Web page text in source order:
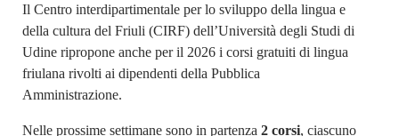
Il Centro interdipartimentale per lo sviluppo della lingua e
della cultura del Friuli (CIRF) dell’Università degli Studi di
Udine ripropone anche per il 2026 i corsi gratuiti di lingua
friulana rivolti ai dipendenti della Pubblica
Amministrazione.
Nelle prossime settimane sono in partenza 2 corsi, ciascuno